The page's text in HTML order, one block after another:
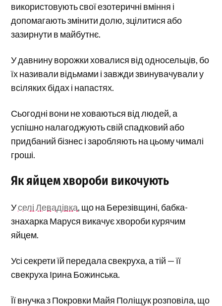
використовують свої езотеричні вміння і
допомагають змінити долю, зцілитися або
зазирнути в майбутнє.
У давнину ворожки ховалися від односельців, бо
їх називали відьмами і завжди звинувачували у
всіляких бідах і напастях.
Сьогодні вони не ховаються від людей, а
успішно налагоджують свій спадковий або
придбаний бізнес і заробляють на цьому чималі
гроші.
Як яйцем хвороби викочують
Уселі Левадівка, що на Березівщині, бабка-
знахарка Маруся викачує хвороби курячим
яйцем.
Усі секрети їй передала свекруха, а тій — її
свекруха Ірина Божинська.
Її внучка з Покровки Майя Поліщук розповіла, що